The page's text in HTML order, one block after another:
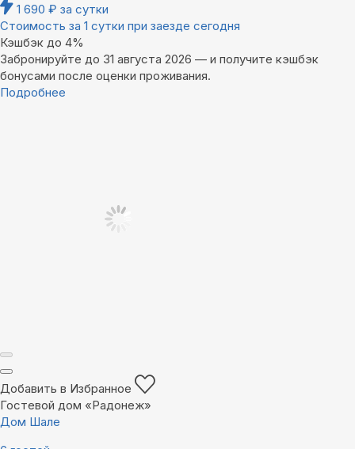
1 690 ₽ за сутки
Стоимость за 1 сутки при заезде сегодня
Кэшбэк до 4%
Забронируйте до 31 августа 2026 — и получите кэшбэк
бонусами после оценки проживания.
Подробнее
Добавить в Избранное
Гостевой дом «Радонеж»
Дом Шале